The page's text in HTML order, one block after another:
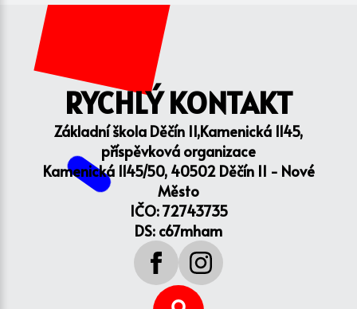
RYCHLÝ KONTAKT
Základní škola Děčín II,Kamenická 1145,
příspěvková organizace
Kamenická 1145/50, 40502 Děčín II - Nové
Město
IČO: 72743735
DS: c67mham